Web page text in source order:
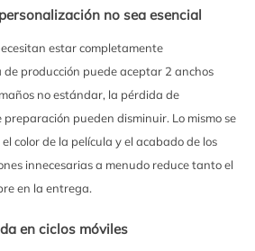
no sea esencial
estar completamente
de producción puede aceptar 2 anchos
no estándar, la pérdida de
pueden disminuir. Lo mismo se
color de la película y el acabado de los
innecesarias a menudo reduce tanto el
en la entrega.
en ciclos móviles